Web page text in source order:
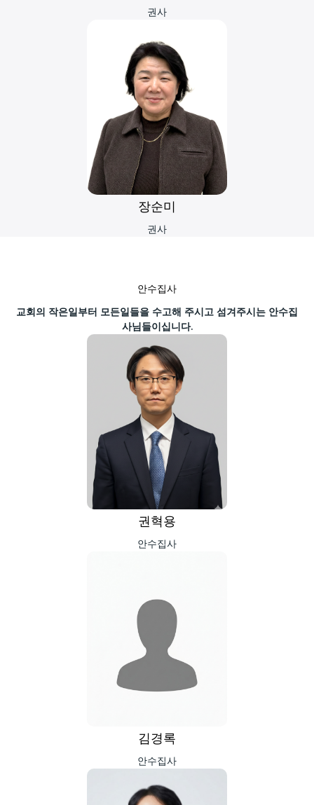
권사
장순미
권사
안수집사
교회의 작은일부터 모든일들을 수고해 주시고 섬겨주시는 안수집
사님들이십니다.
권혁용
안수집사
김경록
안수집사